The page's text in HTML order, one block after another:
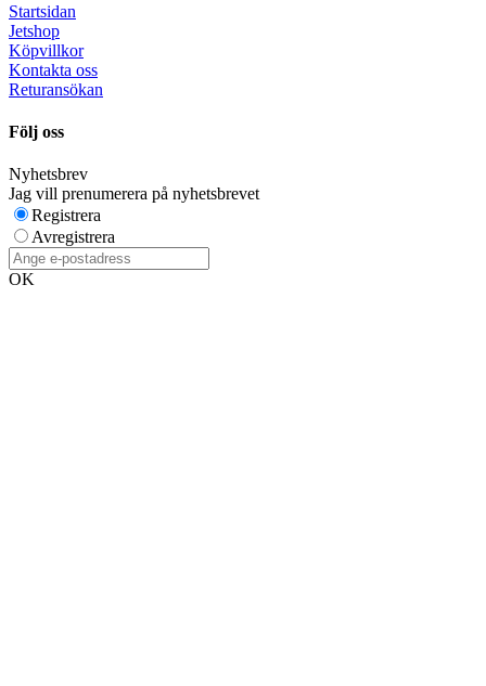
Startsidan
Jetshop
Köpvillkor
Kontakta oss
Returansökan
Följ oss
Nyhetsbrev
Jag vill prenumerera på nyhetsbrevet
Registrera
Avregistrera
OK